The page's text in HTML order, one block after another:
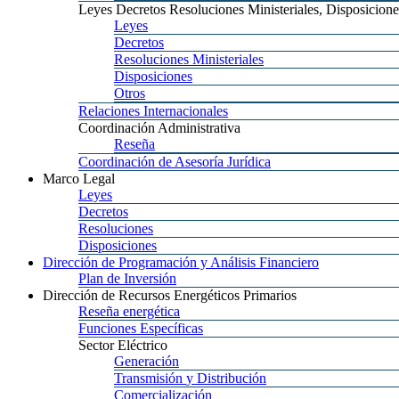
Leyes Decretos Resoluciones Ministeriales,
Leyes
Decretos
Resoluciones Ministeriales
Disposiciones
Otros
Relaciones Internacionales
Coordinación Administrativa
Reseña
Coordinación de Asesoría Jurídica
Marco Legal
Leyes
Decretos
Resoluciones
Disposiciones
Dirección de Programación y Análisis Financiero
Plan de Inversión
Dirección de Recursos Energéticos Primarios
Reseña energética
Funciones Específicas
SectorEléctrico
Generación
Transmisión y Distribución
Comercialización